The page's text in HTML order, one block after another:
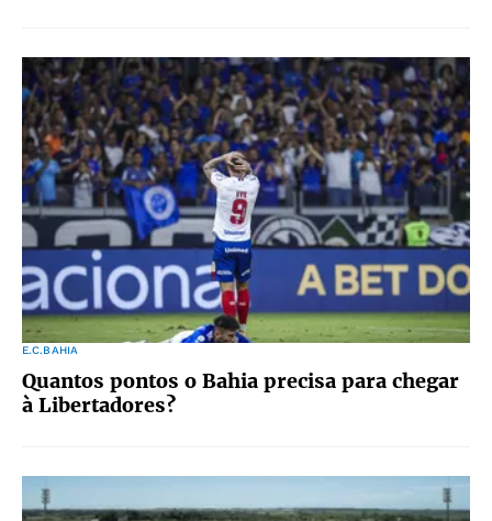
E.C.BAHIA
Quantos pontos o Bahia precisa para chegar
à Libertadores?